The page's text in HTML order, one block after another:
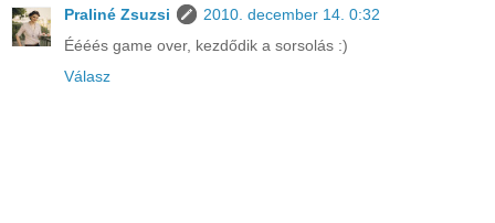
Praliné Zsuzsi
2010. december 14. 0:32
Éééés game over, kezdődik a sorsolás :)
Válasz